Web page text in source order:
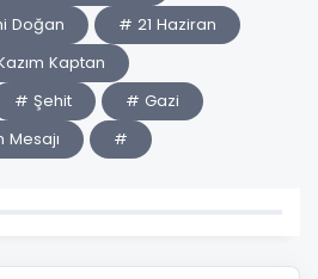
Doğan
# 21 Haziran
Kaptan
# Şehit
# Gazi
Mesajı #